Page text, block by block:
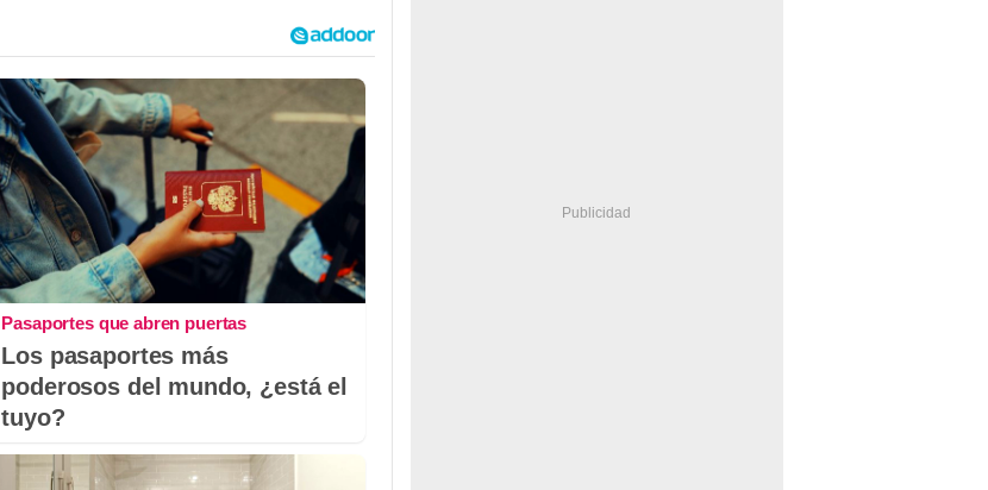
Pasaportes que abren puertas
Los pasaportes más
poderosos del mundo, ¿está el
tuyo?